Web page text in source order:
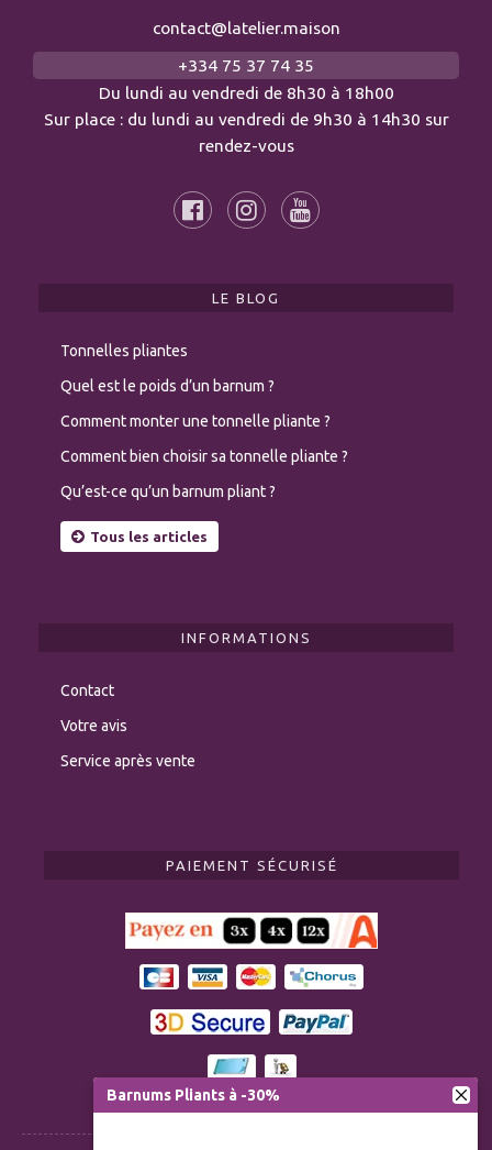
contact@latelier.maison
+334 75 37 74 35
Du lundi au vendredi de 8h30 à 18h00
Sur place : du lundi au vendredi de 9h30 à 14h30 sur
rendez-vous
LE BLOG
Tonnelles pliantes
Quel est le poids d’un barnum ?
Comment monter une tonnelle pliante ?
Comment bien choisir sa tonnelle pliante ?
Qu’est-ce qu’un barnum pliant ?
Tous les articles
INFORMATIONS
Contact
Votre avis
Service après vente
PAIEMENT SÉCURISÉ
Barnums Pliants à -30%